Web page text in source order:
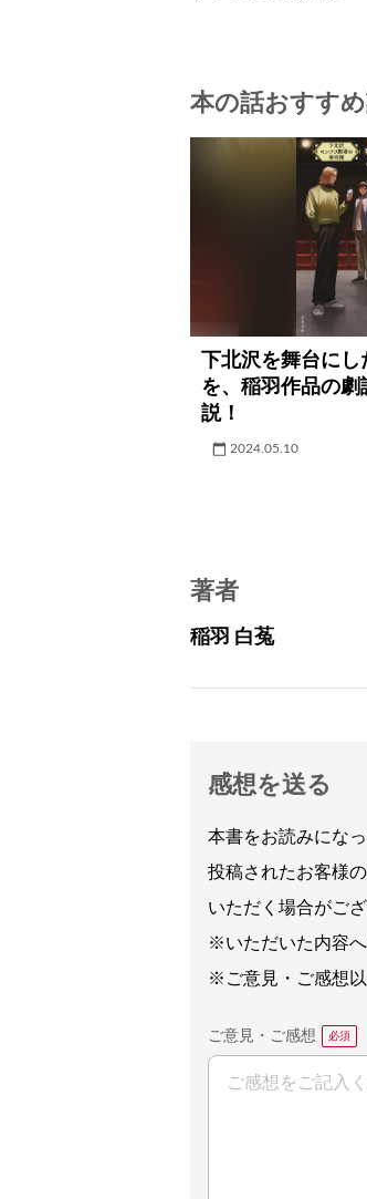
本の話おすす
下北沢を舞台に
を、稲羽作品の
説！
2024.05.10
著者
稲羽 白菟
感想を送る
本書をお読みにな
投稿されたお客様
いただく場合がござ
※いただいた内容へ
※ご意見・ご感想以
ご意見・ご感想